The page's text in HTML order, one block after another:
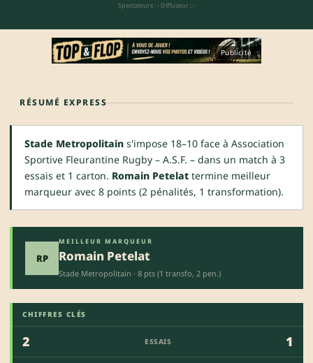
Spectateurs : - Diffuseur : -
Publicité
RÉSUMÉ EXPRESS
Stade Metropolitain s'impose 18–10 face à Association
Sportive Fleurantine Rugby – A.S.F. – dans un match à 3
essais et 1 carton. Romain Petelat termine meilleur
marqueur avec 8 points (2 pénalités, 1 transformation).
RP
MEILLEUR MARQUEUR
Romain Petelat
Stade Metropolitain · 8 pts (1 transfo, 2 pen.)
CHIFFRES CLÉS
2 ESSAIS
1